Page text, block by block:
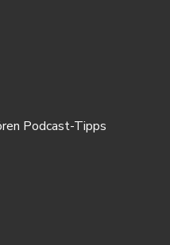
Podcast-Tipps